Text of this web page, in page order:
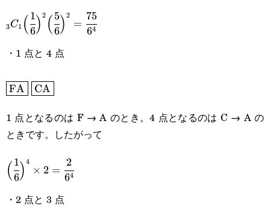
_3C_1\Big(\cfrac{1}
{6}\Big)^2\Big(\cfrac{5}
{6}\Big)^2=\cfrac{75}
{6^4}
3C1 ( 6
1)2 ( 6
5)2
=
64
75
・1 点と 4 点
\boxed{\text{FA}}\space\boxed{\text{CA}}
FA CA
1 点となるのは F → A のとき。4 点となるのは C → A の
ときです。したがって
\Big(\cfrac{1}
{6}\Big)^4\times2=\cfrac{2}
{6^4}
(6
1)4
× 2 =
64
2
・2 点と 3 点